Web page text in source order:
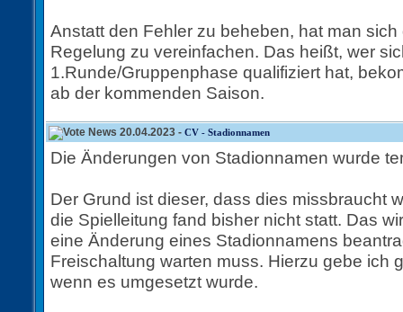
Anstatt den Fehler zu beheben, hat man
Regelung zu vereinfachen. Das heißt, wer
1.Runde/Gruppenphase qualifiziert hat,
ab der kommenden Saison.
20.04.2023 - CV - Stadionnamen
Die Änderungen von Stadionnamen wurde
Der Grund ist dieser, dass dies missbraucht
die Spielleitung fand bisher nicht statt. Das
eine Änderung eines Stadionnamens
Freischaltung warten muss. Hierzu gebe ich
wenn es umgesetzt wurde.